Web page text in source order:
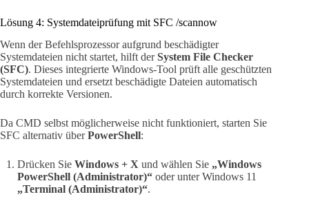
Lösung 4: Systemdateiprüfung mit SFC /scannow
Wenn der Befehlsprozessor aufgrund beschädigter
Systemdateien nicht startet, hilft derSystem File Checker
(SFC). Dieses integrierte Windows-Tool prüft alle geschützten
Systemdateien und ersetzt beschädigte Dateien automatisch
durch korrekte Versionen.
Da CMD selbst möglicherweise nicht funktioniert, starten Sie
SFC alternativ überPowerShell:
Drücken Sie Windows + X und wählen Sie „Windows
PowerShell (Administrator)“ oder unter Windows 11
„Terminal (Administrator)“.